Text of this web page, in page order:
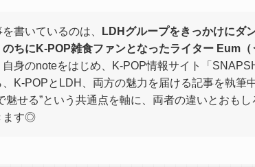
書いているのは、
LDHグループをきっかけにダ
ちにK-POP雑食ファンとなったライター Eum（
自身のnoteをはじめ、K-POP情報サイト「
、K-POPとLDH、両方の魅力を届ける記事を執筆中
魅せる”という共通点を軸に、両者の違いとおもし
ます◎